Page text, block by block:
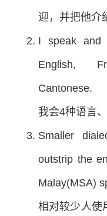
迎，并把他介
I speak and
English,
Cantonese.
我会4种语言
Smaller
outstrip the
Malay(MSA)
相对较少人使